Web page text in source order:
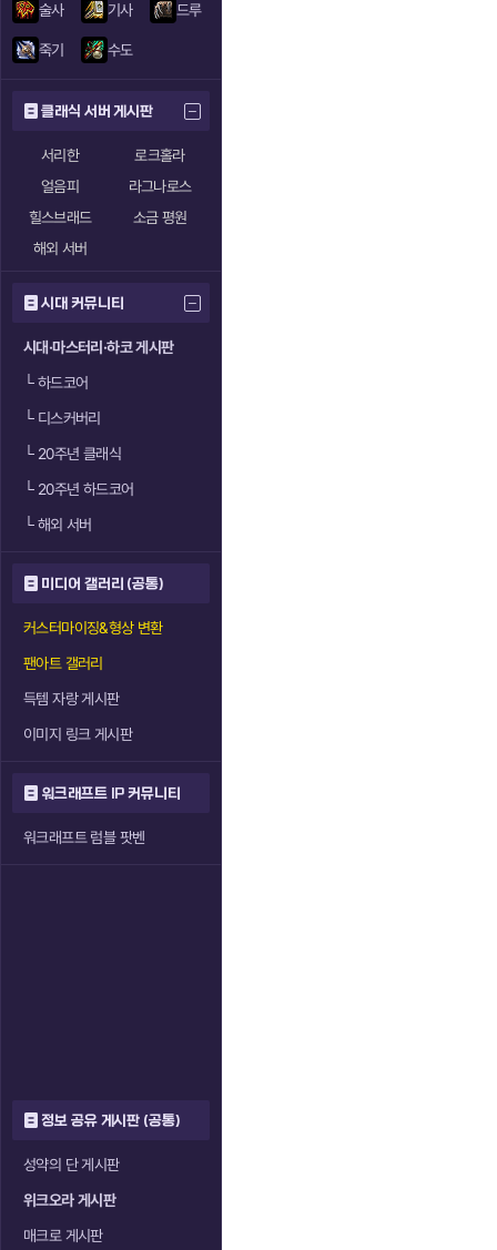
술사 기사 드루
죽기 수도
클래식 서버 게시판
서리한
로크홀라
얼음피
라그나로스
힐스브래드
소금 평원
해외 서버
시대 커뮤니티
시대·마스터리·하코 게시판
└하드코어
└디스커버리
└20주년 클래식
└20주년 하드코어
└해외 서버
미디어 갤러리 (공통)
커스터마이징&형상 변환
팬아트 갤러리
득템 자랑 게시판
이미지 링크 게시판
워크래프트 IP 커뮤니티
워크래프트 럼블 팟벤
정보 공유 게시판 (공통)
성약의 단 게시판
위크오라 게시판
매크로 게시판